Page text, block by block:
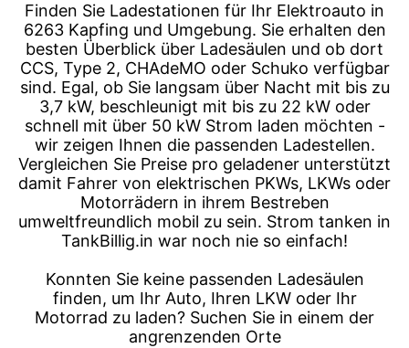
Finden Sie Ladestationen für Ihr Elektroauto in
6263 Kapfing und Umgebung. Sie erhalten den
besten Überblick über Ladesäulen und ob dort
CCS, Type 2, CHAdeMO oder Schuko verfügbar
sind. Egal, ob Sie langsam über Nacht mit bis zu
3,7 kW, beschleunigt mit bis zu 22 kW oder
schnell mit über 50 kW Strom laden möchten -
wir zeigen Ihnen die passenden Ladestellen.
Vergleichen Sie Preise pro geladener unterstützt
damit Fahrer von elektrischen PKWs, LKWs oder
Motorrädern in ihrem Bestreben
umweltfreundlich mobil zu sein. Strom tanken in
TankBillig.in war noch nie so einfach!
Konnten Sie keine passenden Ladesäulen
finden, um Ihr Auto, Ihren LKW oder Ihr
Motorrad zu laden? Suchen Sie in einem der
angrenzenden Orte